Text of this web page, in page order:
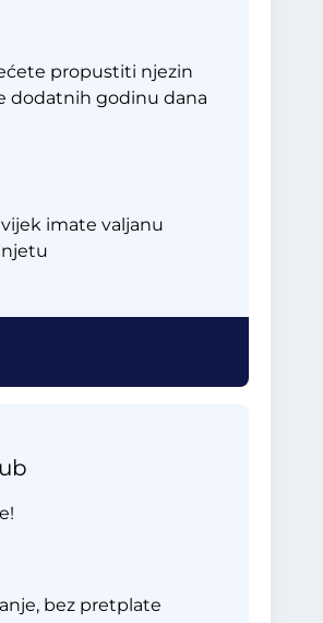
propustiti njezin
dodatnih godinu dana
imate valjanu
bez pretplate